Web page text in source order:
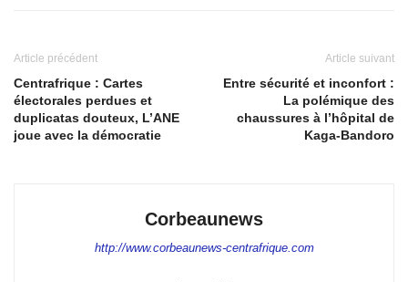
Article précédent
Centrafrique : Cartes
électorales perdues et
duplicatas douteux, L’ANE
joue avec la démocratie
Article suivant
Entre sécurité et inconfort :
La polémique des
chaussures à l’hôpital de
Kaga-Bandoro
Corbeaunews
http://www.corbeaunews-centrafrique.com